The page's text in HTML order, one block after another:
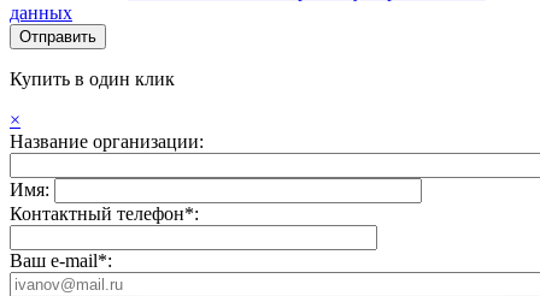
данных
Купить в один клик
×
Название организации:
Имя:
Контактный телефон*:
Ваш e-mail*: